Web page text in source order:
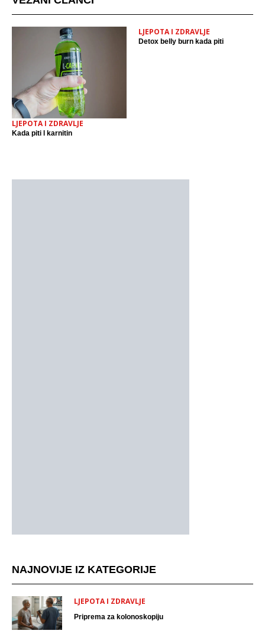
LJEPOTA I ZDRAVLJE
Kada piti l karnitin
LJEPOTA I ZDRAVLJE
Detox belly burn kada piti
NAJNOVIJE IZ KATEGORIJE
LJEPOTA I ZDRAVLJE
Priprema za kolonoskopiju